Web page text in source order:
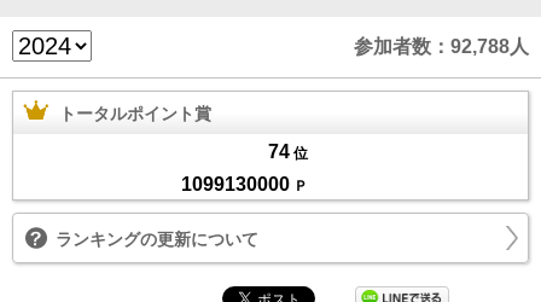
参加者数：92,788人
トータルポイント賞
74 位
1099130000 Ｐ
ランキングの更新について